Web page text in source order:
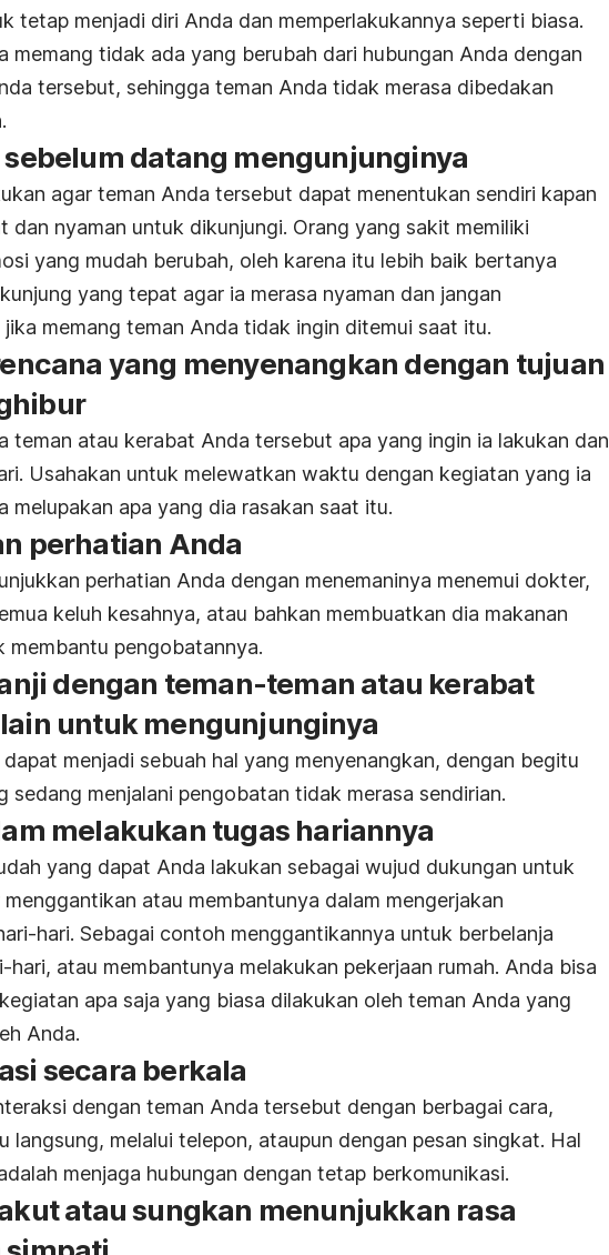
tetap menjadi diri Anda dan memperlakukannya seperti biasa.
memang tidak ada yang berubah dari hubungan Anda dengan
tersebut, sehingga teman Anda tidak merasa dibedakan
sebelum datang mengunjunginya
agar teman Anda tersebut dapat menentukan sendiri kapan
dan nyaman untuk dikunjungi. Orang yang sakit memiliki
yang mudah berubah, oleh karena itu lebih baik bertanya
yang tepat agar ia merasa nyaman dan jangan
jika memang teman Anda tidak ingin ditemui saat itu.
yang menyenangkan dengan tujuan
teman atau kerabat Anda tersebut apa yang ingin ia lakukan dan
Usahakan untuk melewatkan waktu dengan kegiatan yang ia
melupakan apa yang dia rasakan saat itu.
perhatian Anda
perhatian Anda dengan menemaninya menemui dokter,
keluh kesahnya, atau bahkan membuatkan dia makanan
membantu pengobatannya.
dengan teman-teman atau kerabat
untuk mengunjunginya
menjadi sebuah hal yang menyenangkan, dengan begitu
sedang menjalani pengobatan tidak merasa sendirian.
melakukan tugas hariannya
yang dapat Anda lakukan sebagai wujud dukungan untuk
atau membantunya dalam mengerjakan
hari. Sebagai contoh menggantikannya untuk berbelanja
hari, atau membantunya melakukan pekerjaan rumah. Anda bisa
apa saja yang biasa dilakukan oleh teman Anda yang
Anda.
secara berkala
dengan teman Anda tersebut dengan berbagai cara,
langsung, melalui telepon, ataupun dengan pesan singkat. Hal
menjaga hubungan dengan tetap berkomunikasi.
atau sungkan menunjukkan rasa